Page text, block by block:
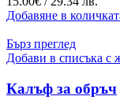
Добавяне в
Бърз преглед
Добави в списъка с
Калъф за обръч